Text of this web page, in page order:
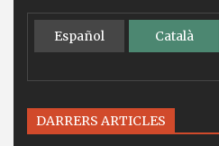
Español Català
DARRERS ARTICLES